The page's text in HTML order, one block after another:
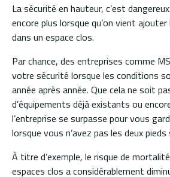
La sécurité en hauteur, c’est
encore plus lorsque qu’on vient
dans un espace clos.
Par chance, des entreprises comme
votre sécurité lorsque les conditions
année après année. Que cela ne soit
d’équipements déjà existants ou
l’entreprise se surpasse pour vous
lorsque vous n’avez pas les deux
À titre d’exemple, le risque de
espaces clos a considérablement